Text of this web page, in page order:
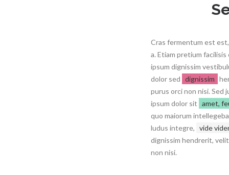
Cras fermentum est
a. Etiam pretium
ipsum dignissim
dolor sed dignissim
purus orci non nisi. Sed
ipsum dolor sit amet,
quo maiorum
ludus integre, vide
dignissim hendrerit,
non nisi.